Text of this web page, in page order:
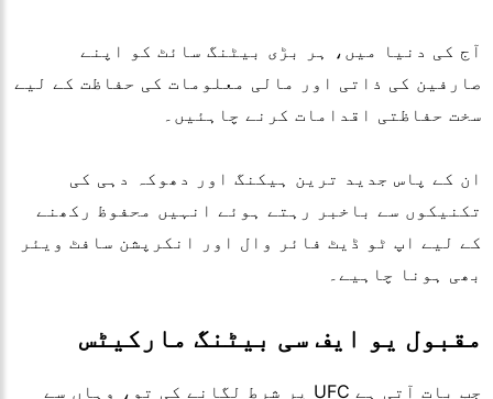
آج کی دنیا میں، ہر بڑی بیٹنگ سائٹ کو اپنے
صارفین کی ذاتی اور مالی معلومات کی حفاظت کے لیے
سخت حفاظتی اقدامات کرنے چاہئیں۔
ان کے پاس جدید ترین ہیکنگ اور دھوکہ دہی کی
تکنیکوں سے باخبر رہتے ہوئے انہیں محفوظ رکھنے
کے لیے اپ ٹو ڈیٹ فائر وال اور انکرپشن سافٹ ویئر
بھی ہونا چاہیے۔
مقبول یو ایف سی بیٹنگ مارکیٹس
جب بات آتی ہے UFC پر شرط لگانے کی تو، وہاں سے